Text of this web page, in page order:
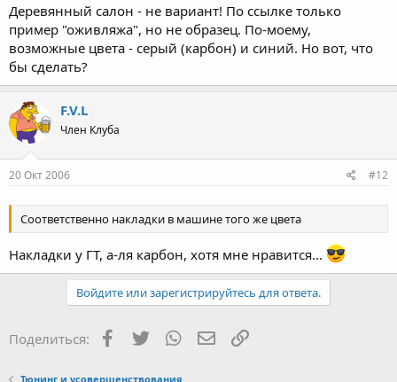
Деревянный салон - не вариант! По ссылке только
пример "оживляжа", но не образец. По-моему,
возможные цвета - серый (карбон) и синий. Но вот, что
бы сделать?
F.V.L
Член Клуба
20 Окт 2006 #12
Соответственно накладки в машине того же цвета
Накладки у ГТ, а-ля карбон, хотя мне нравится...
Войдите или зарегистрируйтесь для ответа.
Поделиться: Facebook
TwitterWhatsAppЭлектронная почта
Ссылка
Тюнинг и усовершенствования